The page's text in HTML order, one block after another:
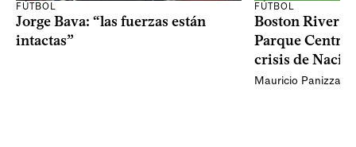
FÚTBOL
Jorge Bava: “las fuerzas están
intactas”
FÚTBOL
Boston River
Parque
crisis de
Mauricio Panizza